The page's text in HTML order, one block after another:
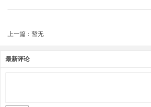
上一篇：暂无
最新评论